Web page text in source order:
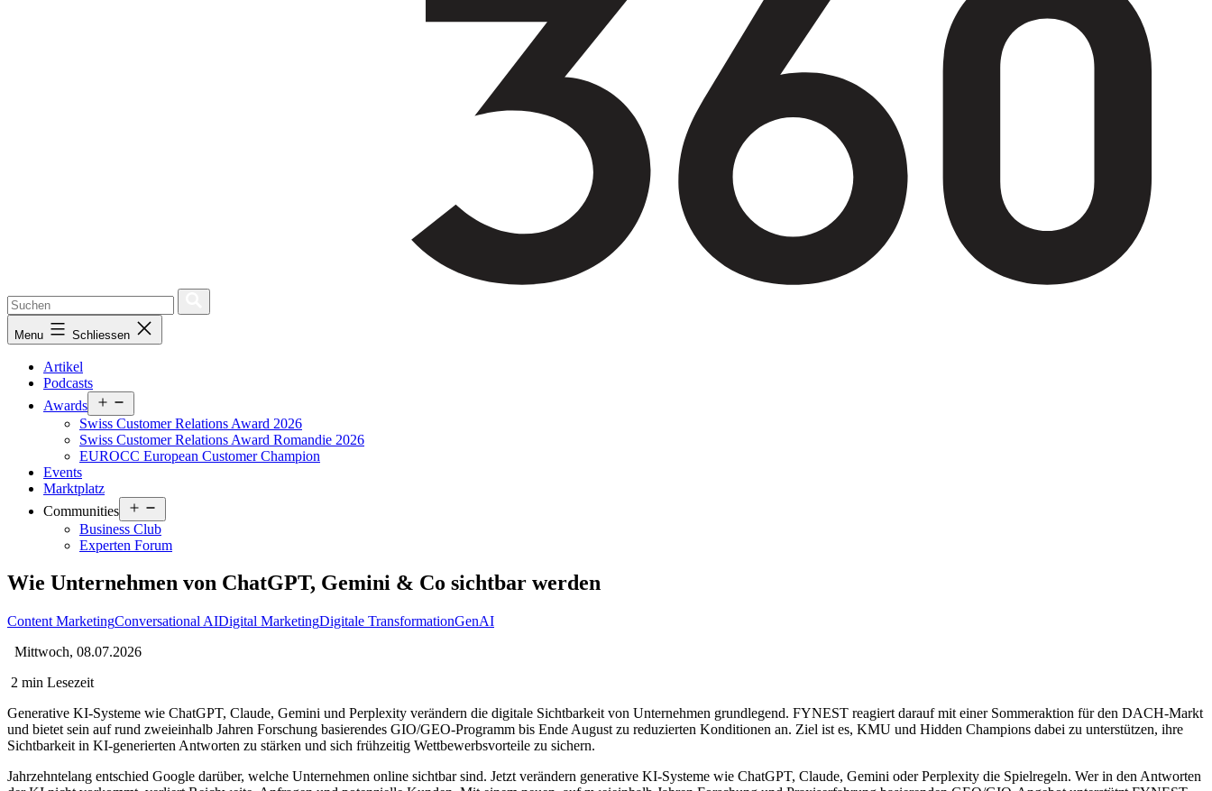
Menu Schliessen
Artikel
Podcasts
Awards
menu
Swiss Customer Relations Award 2026
Swiss Customer Relations Award Romandie 2026
EUROCC European Customer Champion
Events
Marktplatz
Communities
menu
Business Club
Experten Forum
Wie Unternehmen von ChatGPT, Gemini & Co sichtbar werden
Content MarketingConversational AIDigital MarketingDigitale TransformationGenAI
Mittwoch, 08.07.2026
2 min Lesezeit
Generative KI-Systeme wie ChatGPT, Claude, Gemini und Perplexity verändern die digitale Sichtbarkeit von Unternehmen grundlegend. FYNEST reagiert darauf mit einer Sommeraktion für den DACH-Markt
und bietet sein auf rund zweieinhalb Jahren Forschung basierendes GIO/GEO-Programm bis Ende August zu reduzierten Konditionen an. Ziel ist es, KMU und Hidden Champions dabei zu unterstützen, ihre
Sichtbarkeit in KI-generierten Antworten zu stärken und sich frühzeitig Wettbewerbsvorteile zu sichern.
Jahrzehntelang entschied Google darüber, welche Unternehmen online sichtbar sind. Jetzt verändern generative KI-Systeme wie ChatGPT, Claude, Gemini oder Perplexity die Spielregeln. Wer in den Antworten